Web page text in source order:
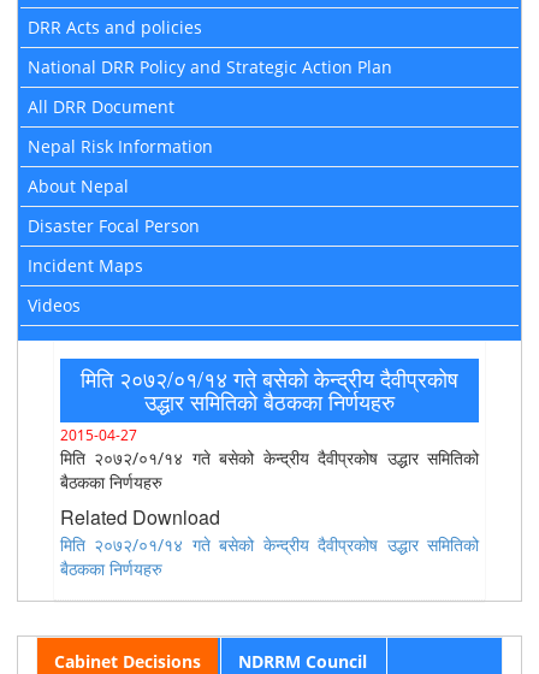
DRR Acts and policies
National DRR Policy and Strategic Action Plan
All DRR Document
Nepal Risk Information
About Nepal
Disaster Focal Person
Incident Maps
Videos
मिति २०७२/०१/१४ गते बसेको केन्द्रीय दैवीप्रकोष
उद्धार समितिको बैठकका निर्णयहरु
2015-04-27
मिति २०७२/०१/१४ गते बसेको केन्द्रीय दैवीप्रकोष उद्धार समितिको
बैठकका निर्णयहरु
Related Download
मिति २०७२/०१/१४ गते बसेको केन्द्रीय दैवीप्रकोष उद्धार समितिको
बैठकका निर्णयहरु
Cabinet Decisions NDRRM Council